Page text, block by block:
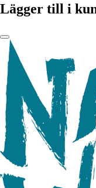
Lägger till i